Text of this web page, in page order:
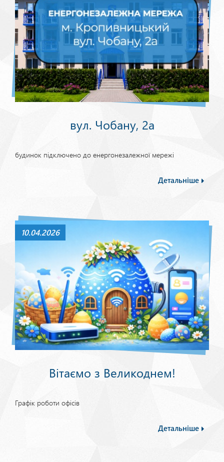
вул. Чобану, 2а
будинок підключено до енергонезалежної мережі
Детальніше
10.04.2026
Вітаємо з Великоднем!
Графік роботи офісів
Детальніше